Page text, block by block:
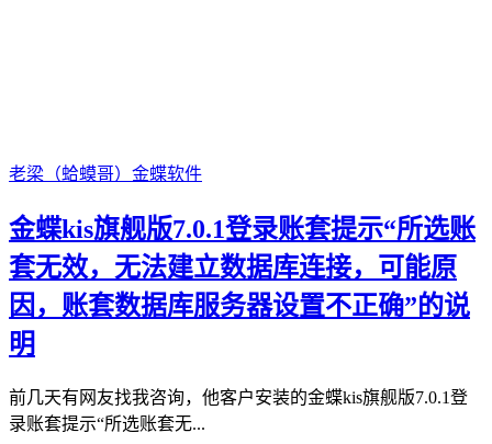
老梁（蛤蟆哥） 金蝶软件
金蝶kis旗舰版7.0.1登录账套提示“所选账
套无效，无法建立数据库连接，可能原
因，账套数据库服务器设置不正确”的说
明
前几天有网友找我咨询，他客户安装的金蝶kis旗舰版7.0.1登
录账套提示“所选账套无...